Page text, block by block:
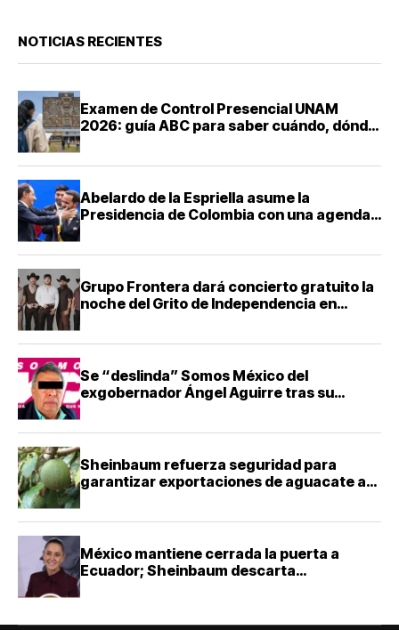
NOTICIAS RECIENTES
Examen de Control Presencial UNAM
2026: guía ABC para saber cuándo, dónde
Abelardo de la Espriella asume la
Presidencia de Colombia con una agenda
Grupo Frontera dará concierto gratuito la
noche del Grito de Independencia en
Se “deslinda” Somos México del
exgobernador Ángel Aguirre tras su
Sheinbaum refuerza seguridad para
garantizar exportaciones de aguacate a
México mantiene cerrada la puerta a
Ecuador; Sheinbaum descarta